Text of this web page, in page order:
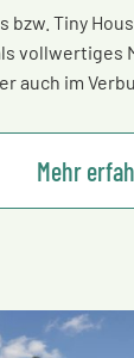
bzw. Tiny
vollwertiges
auch im
Mehr